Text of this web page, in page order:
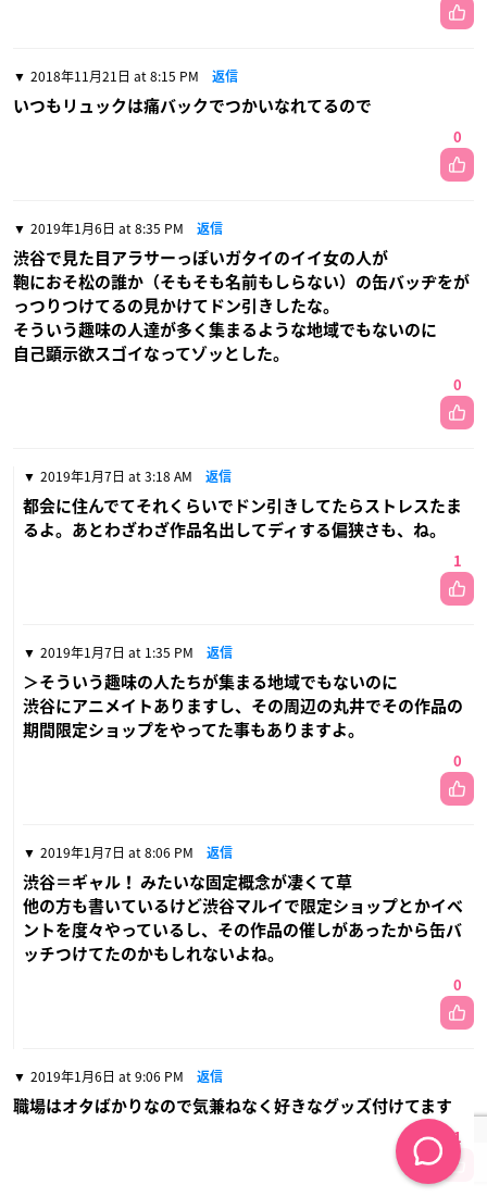
2018年11月21日 at 8:15 PM 返信
いつもリュックは痛バックでつかいなれてるので
0
2019年1月6日 at 8:35 PM 返信
渋谷で見た目アラサーっぽいガタイのイイ女の人が
鞄におそ松の誰か（そもそも名前もしらない）の缶バッヂをが
っつりつけてるの見かけてドン引きしたな。
そういう趣味の人達が多く集まるような地域でもないのに
自己顕示欲スゴイなってゾッとした。
0
2019年1月7日 at 3:18 AM 返信
都会に住んでてそれくらいでドン引きしてたらストレスたま
るよ。あとわざわざ作品名出してディする偏狭さも、ね。
1
2019年1月7日 at 1:35 PM 返信
＞そういう趣味の人たちが集まる地域でもないのに
渋谷にアニメイトありますし、その周辺の丸井でその作品の
期間限定ショップをやってた事もありますよ。
0
2019年1月7日 at 8:06 PM 返信
渋谷＝ギャル！ みたいな固定概念が凄くて草
他の方も書いているけど渋谷マルイで限定ショップとかイベ
ントを度々やっているし、その作品の催しがあったから缶バ
ッチつけてたのかもしれないよね。
0
2019年1月6日 at 9:06 PM 返信
職場はオタばかりなので気兼ねなく好きなグッズ付けてます
1